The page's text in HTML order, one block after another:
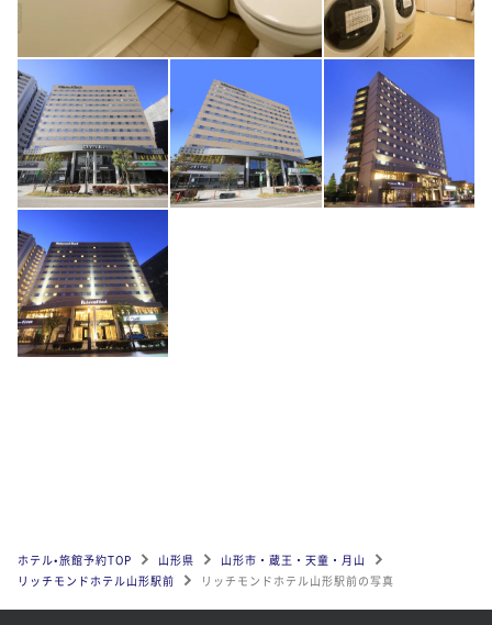
ホテル•旅館予約TOP 山形県
山形市・蔵王・天童・月山
リッチモンドホテル山形駅前
リッチモンドホテル山形駅前の写真